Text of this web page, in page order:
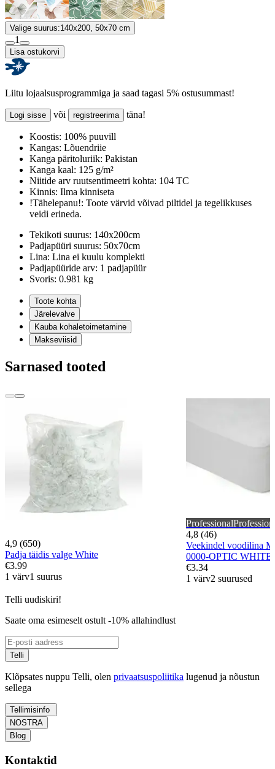
Valige suurus:140x200, 50x70 cm
1
Lisa ostukorvi
Liitu lojaalsusprogrammiga ja saad tagasi 5% ostusummast!
Logi sisse või registreerima täna!
Koostis: 100% puuvill
Kangas: Lõuendriie
Kanga päritoluriik: Pakistan
Kanga kaal: 125 g/m²
Niitide arv ruutsentimeetri kohta: 104 TC
Kinnis: Ilma kinniseta
!Tähelepanu!: Toote värvid võivad piltidel ja tegelikkuses
veidi erineda.
Tekikoti suurus: 140x200cm
Padjapüüri suurus: 50x70cm
Lina: Lina ei kuulu komplekti
Padjapüüride arv: 1 padjapüür
Svoris: 0.981 kg
Toote kohta
Järelevalve
Kauba kohaletoimetamine
Makseviisid
Sarnased tooted
4,9 (650)
Padja täidis valge White
€3.99
1 värv1 suurus
Professional
4,8 (46)
Veekindel voodilina
0000-OPTIC WHITE
€3.34
1 värv2 suurused
Telli uudiskiri!
Saate oma esimeselt ostult -10% allahindlust
Telli
Klõpsates nuppu Telli, olen privaatsuspoliitika lugenud ja nõustun
sellega
Tellimisinfo
NOSTRA
Blog
Kontaktid